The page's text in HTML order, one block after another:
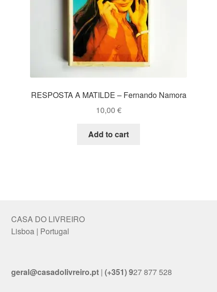
RESPOSTA A MATILDE – Fernando Namora
10,00 €
Add to cart
CASA DO LIVREIRO
Lisboa | Portugal
geral@casadolivreiro.pt| (+351) 927 877 528